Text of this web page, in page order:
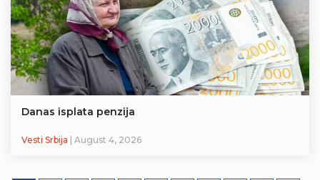
Danas isplata penzija
Vesti Srbija | August 4, 2026